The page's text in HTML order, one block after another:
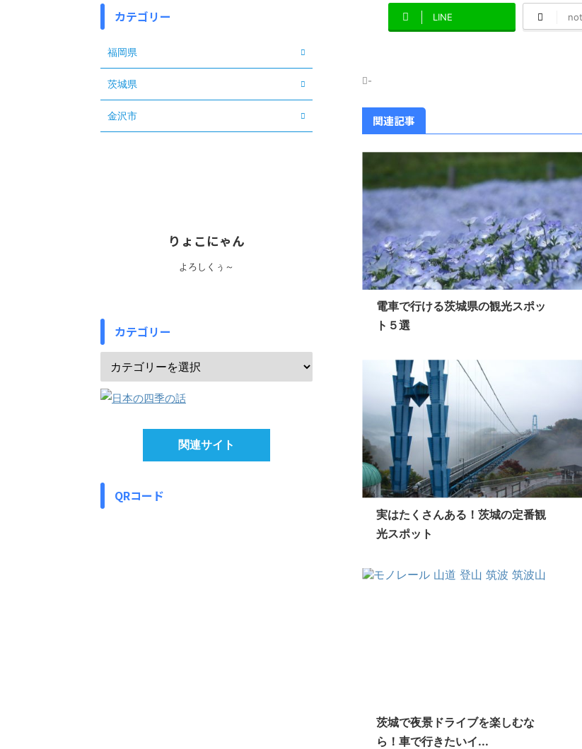
LINE
-
関連記事
電車で行ける茨城県の観光スポッ
ト５選
実はたくさんある！茨城の定番観
光スポット
茨城で夜景ドライブを楽しむな
ら！車で行きたいイ...
カテゴリー
福岡県
茨城県
金沢市
りょこにゃん
よろしくぅ～
カテゴリー
関連サイト
QRコード